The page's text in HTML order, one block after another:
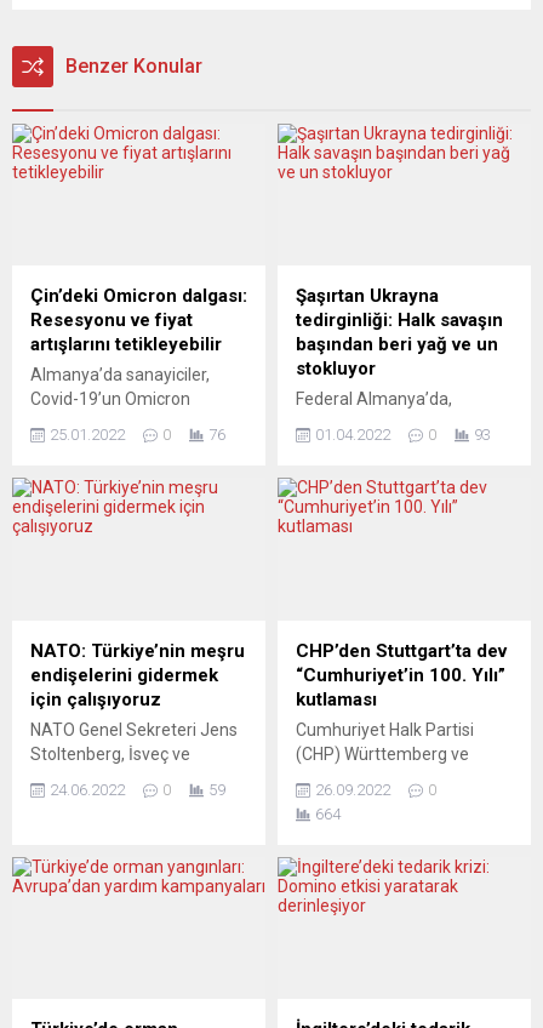
Benzer Konular
Çin’deki Omicron dalgası:
Resesyonu ve fiyat
artışlarını tetikleyebilir
Almanya’da sanayiciler,
Covid-19’un Omicron
varyantının Çin’de yayılması
durumunda Alman şirketleri
doğabileceğini ve yeni fiyat
artışlarının ortaya
Büyüme Görünümü 1:
Korona Döngüsündeki
Dünya Ekonomisi” başlıklı
raporunu açıkladı. Raporda,
2022’de küresel ekonominin
yüzde 4 ve küresel
ticaretin...
25.01.2022 0 76
Şaşırtan Ukrayna
tedirginliği: Halk savaşın
başından beri yağ ve un
stokluyor
Federal Almanya’da,
Ukrayna-Rusya savaşıyla
birlikte yemeklik yağ ve un
yüksek artış olduğu ortaya
çıktı. Almanya Federal
haftasından 10’uncu (7-13
Mart) haftasına kadar
istatistiklerini yayınlandı.
başladığı hafta Alman
tüketiciler yemeklik...
01.04.2022 0 93
NATO: Türkiye’nin meşru
endişelerini gidermek
için çalışıyoruz
NATO Genel Sekreteri Jens
Stoltenberg, İsveç ve
için yaptıkları başvuru
bunları gidermeye
çalıştıklarını söyledi.
basına açıklama yaptı. 28-30
24.06.2022 0 59
CHP’den Stuttgart’ta dev
“Cumhuriyet’in 100. Yılı”
kutlaması
Cumhuriyet Halk Partisi
(CHP) Württemberg ve
DES-BİR işbirliği ile
“Cumhuriyet’in 100. Yılı”
kentinde dev bir etkinlikle
gerçekleştiriliyor. Arena
Müjde Ar, CHP Genel Başkan
26.09.2022
0
664